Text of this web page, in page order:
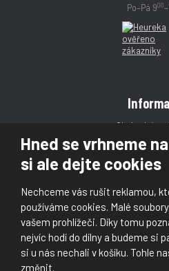
Hned se vrhneme
si ale dejte cookies
Nechceme vás rušit reklamou,
používáme cookies. Malé
vašem prohlížeči. Díky tomu
nejvíc hodí do dílny a budeme si
si u nás nechali v košíku. Tohle
změnit.
Po–Pá 900
Obchodní
Magazín
Kontakt